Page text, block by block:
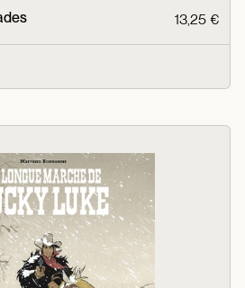
13,25 €